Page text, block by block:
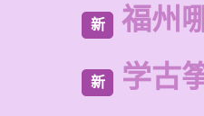
新 福州
新 学古